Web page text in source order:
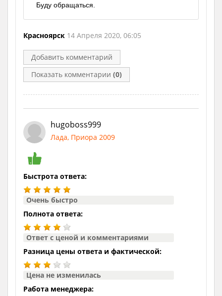
Буду обращаться.
Красноярск 14 Апреля 2020, 06:05
Добавить комментарий
Показать комментарии (0)
hugoboss999
Лада, Приора 2009
Быстрота ответа:
Очень быстро
Полнота ответа:
Ответ с ценой и комментариями
Разница цены ответа и фактической:
Цена не изменилась
Работа менеджера: